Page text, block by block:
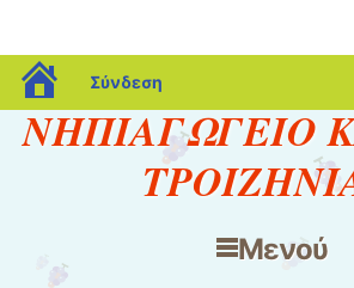
blogs.sch.gr
Σύνδεση
ΝΗΠΙΑΓΩΓΕΙΟ
Μενού